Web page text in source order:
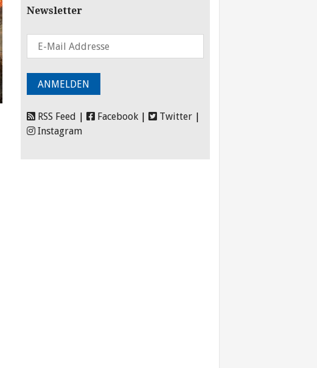
Newsletter
RSS Feed Facebook Twitter
Instagram